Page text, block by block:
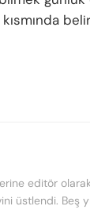
editör
üstlendi. Beş